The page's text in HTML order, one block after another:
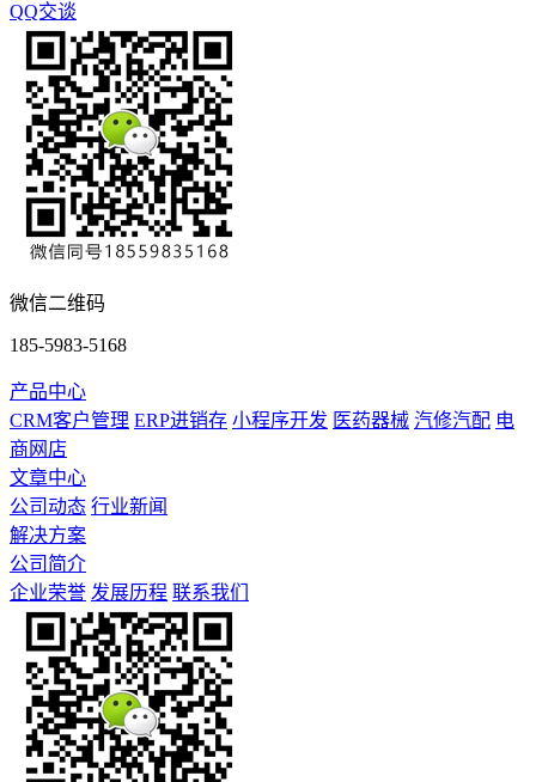
QQ交谈
微信二维码
185-5983-5168
产品中心
CRM客户管理 ERP进销存 小程序开发 医药器械 汽修汽配 电
商网店
文章中心
公司动态 行业新闻
解决方案
公司简介
企业荣誉 发展历程 联系我们